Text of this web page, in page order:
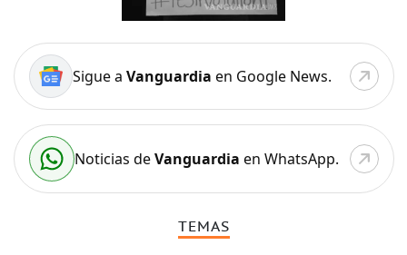
Sigue a Vanguardia en Google News.
Noticias deVanguardia en WhatsApp.
TEMAS